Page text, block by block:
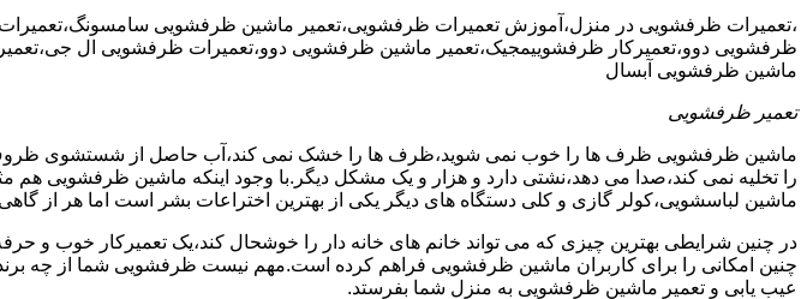
،تعمیرات ظرفشویی در منزل،آموزش تعمیرات ظرفشویی،تعمیر ماشین ظرفشویی سامسونگ،تعمیرات
ظرفشویی دوو،تعمیرکار ظرفشوییمجیک،تعمیر ماشین ظرفشویی دوو،تعمیرات ظرفشویی ال جی،تعمیر
ماشین ظرفشویی آبسال
تعمیر ظرفشویی
ماشین ظرفشویی ظرف ها را خوب نمی شوید،ظرف ها را خشک نمی کند،آب حاصل از شستشوی
را تخلیه نمی کند،صدا می دهد،نشتی دارد و هزار و یک مشکل دیگر.با وجود اینکه ماشین ظرفشویی هم
ماشین لباسشویی،کولر گازی و کلی دستگاه های دیگر یکی از بهترین اختراعات بشر است اما هر از
در چنین شرایطی بهترین چیزی که می تواند خانم های خانه دار را خوشحال کند،یک تعمیرکار خوب
چنین امکانی را برای کاربران ماشین ظرفشویی فراهم کرده است.مهم نیست ظرفشویی شما از چه
عیب یابی و تعمیر ماشین ظرفشویی به منزل شما بفرستد.